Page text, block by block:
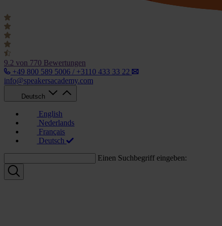
9.2 von 770 Bewertungen
+49 800 589 5006 / +3110 433 33 22
info@speakersacademy.com
Deutsch
English
Nederlands
Français
Deutsch
Einen Suchbegriff eingeben: